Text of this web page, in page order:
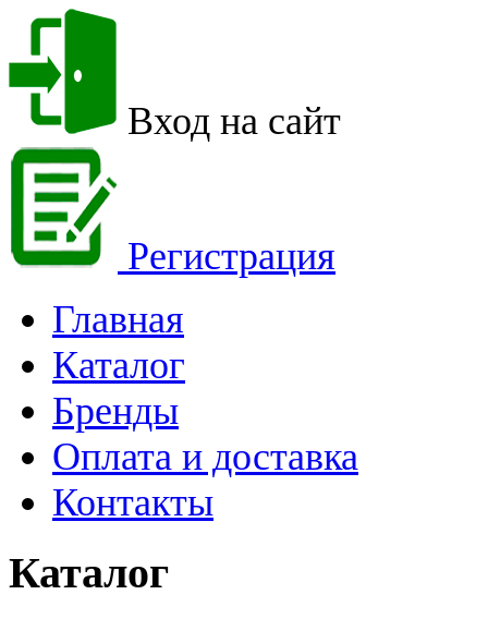
Вход на сайт
Регистрация
Главная
Каталог
Бренды
Оплата и доставка
Контакты
Каталог